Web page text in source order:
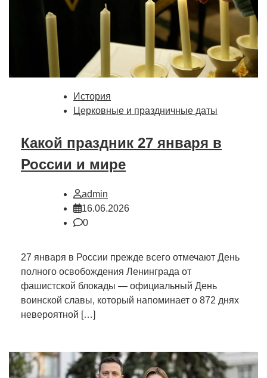
История
Церковные и праздничные даты
Какой праздник 27 января в
России и мире
admin
16.06.2026
0
27 января в России прежде всего отмечают День
полного освобождения Ленинграда от
фашистской блокады — официальный День
воинской славы, который напоминает о 872 днях
невероятной […]